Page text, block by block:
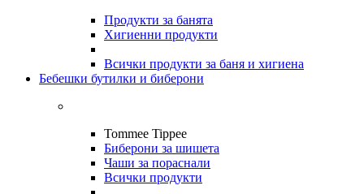
Продукти за банята
Хигиенни продукти
Всички продукти за баня и хигиена
Бебешки бутилки и биберони
Tommee Tippee
Биберони за шишета
Чаши за пораснали
Всички продукти